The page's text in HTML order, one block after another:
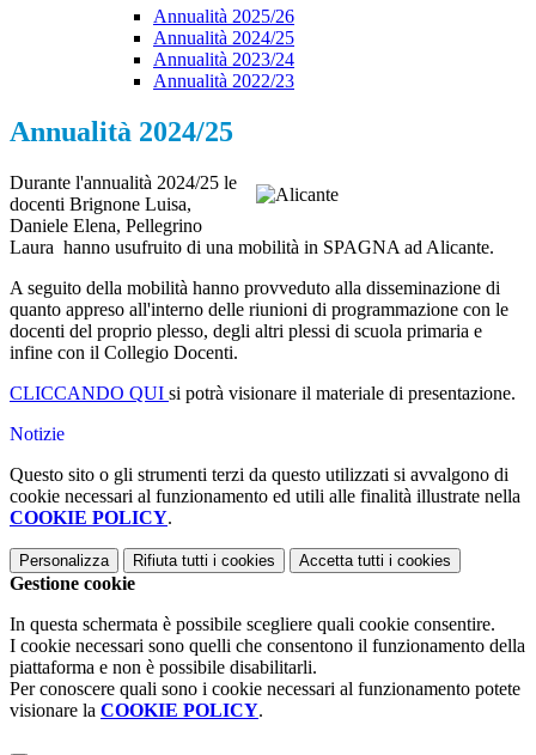
Annualità 2025/26
Annualità 2024/25
Annualità 2023/24
Annualità 2022/23
Annualità 2024/25
Durante l'annualità 2024/25 le
docenti Brignone Luisa,
Daniele Elena, Pellegrino
Laura hanno usufruito di una mobilità in SPAGNA ad Alicante.
A seguito della mobilità hanno provveduto alla disseminazione di
quanto appreso all'interno delle riunioni di programmazione con le
docenti del proprio plesso, degli altri plessi di scuola primaria e
infine con il Collegio Docenti.
CLICCANDO QUI si potrà visionare il materiale di presentazione.
Notizie
Questo sito o gli strumenti terzi da questo utilizzati si avvalgono di
cookie necessari al funzionamento ed utili alle finalità illustrate nella
COOKIE POLICY.
Personalizza Rifiuta tutti i cookies Accetta tutti i cookies
Gestione cookie
In questa schermata è possibile scegliere quali cookie consentire.
I cookie necessari sono quelli che consentono il funzionamento della
piattaforma e non è possibile disabilitarli.
Per conoscere quali sono i cookie necessari al funzionamento potete
visionare la COOKIE POLICY.